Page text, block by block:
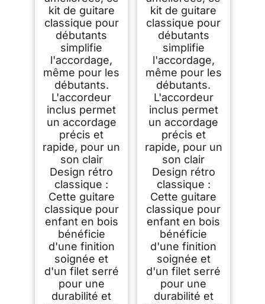
kit de guitare
classique pour
débutants
simplifie
l'accordage,
même pour les
débutants.
L'accordeur
inclus permet
un accordage
précis et
rapide, pour un
son clair
Design rétro
classique :
Cette guitare
classique pour
enfant en bois
bénéficie
d'une finition
soignée et
d'un filet serré
pour une
durabilité et
kit de guitare
classique pour
débutants
simplifie
l'accordage,
même pour les
débutants.
L'accordeur
inclus permet
un accordage
précis et
rapide, pour un
son clair
Design rétro
classique :
Cette guitare
classique pour
enfant en bois
bénéficie
d'une finition
soignée et
d'un filet serré
pour une
durabilité et